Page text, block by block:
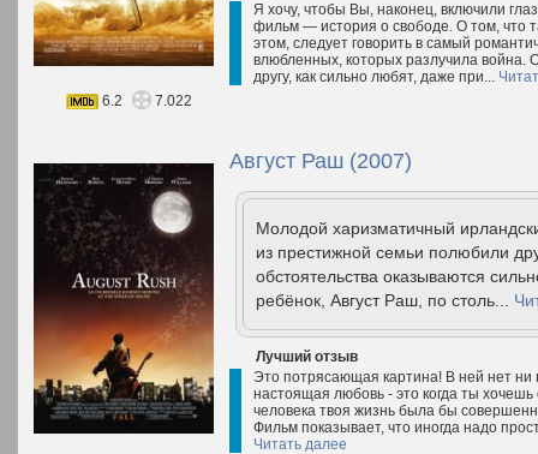
Я хочу, чтобы Вы, наконец, включили
фильм — история о свободе. О том, что
этом, следует говорить в самый
влюбленных, которых разлучила война.
другу, как сильно любят, даже при...
6.2
7.022
Август Раш (2007)
Молодой харизматичный
из престижной семьи полюбили
обстоятельства оказываются
ребёнок, Август Раш, по столь...
Лучший отзыв
Это потрясающая картина! В ней нет
настоящая любовь - это когда ты
человека твоя жизнь была бы
Фильм показывает, что иногда надо
Читать далее